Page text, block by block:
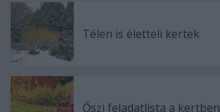
Télen is életteli kertek
Őszi feladatlista a kertben